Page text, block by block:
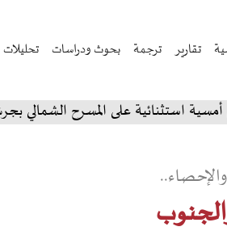
تقارير ترجمة بحوث ودراسات تحليلات
على المسرح الشمالي بجرش